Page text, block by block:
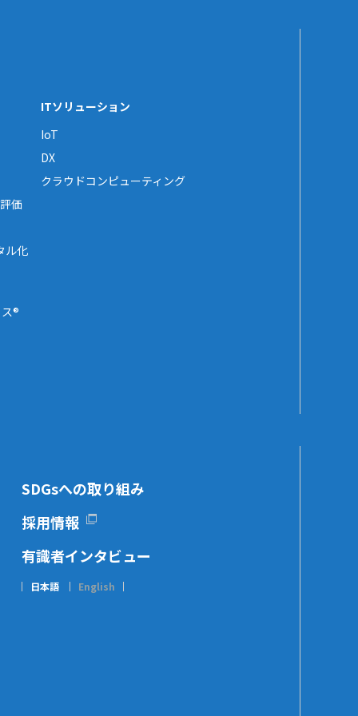
価
ル化
®
ITソリューション
IoT
DX
クラウドコンピューティング
SDGsへの取り組み
採用情報
有識者インタビュー
日本語 English